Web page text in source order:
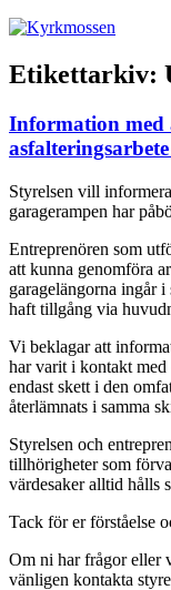
Etikettarkiv:
Information med
Styrelsen vill
garagerampen har
Entreprenören som
att kunna genomföra
garagelängorna ingår
haft tillgång via
Vi beklagar att
har varit i kontakt med
endast skett i den
återlämnats i samma
Styrelsen och
tillhörigheter som
värdesaker alltid hålls
Tack för er förståelse
Om ni har frågor eller
vänligen kontakta